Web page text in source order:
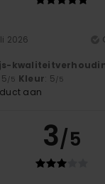
2026
/5 Kleur: 5/5
aan
3/5